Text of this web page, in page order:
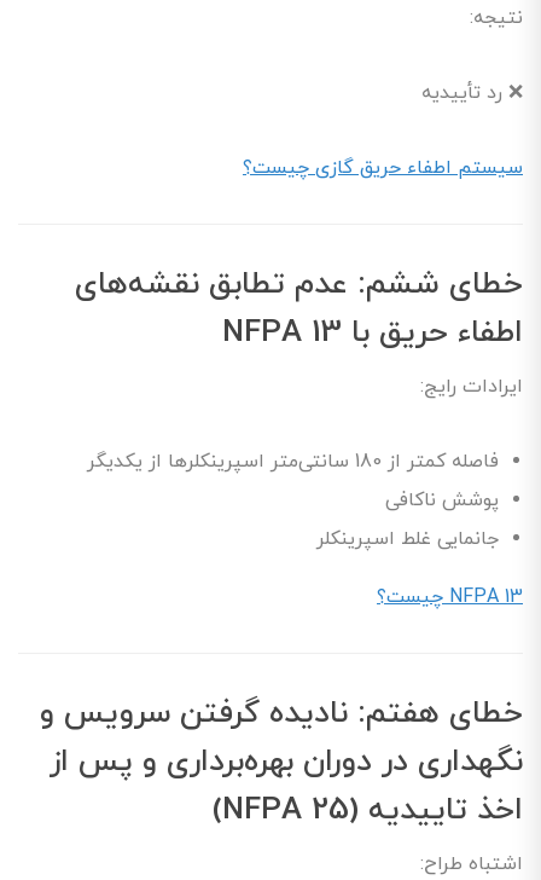
نتیجه:
❌ رد تأییدیه
سیستم اطفاء حریق گازی چیست؟
خطای ششم: عدم تطابق نقشه‌های
اطفاء حریق با NFPA 13
ایرادات رایج:
فاصله کمتر از 180 سانتی‌متر اسپرینکلرها از یکدیگر
پوشش ناکافی
جانمایی غلط اسپرینکلر
NFPA 13 چیست؟
خطای هفتم: نادیده گرفتن سرویس و
نگهداری در دوران بهره‌برداری و پس از
اخذ تاییدیه (NFPA 25)
اشتباه طراح: